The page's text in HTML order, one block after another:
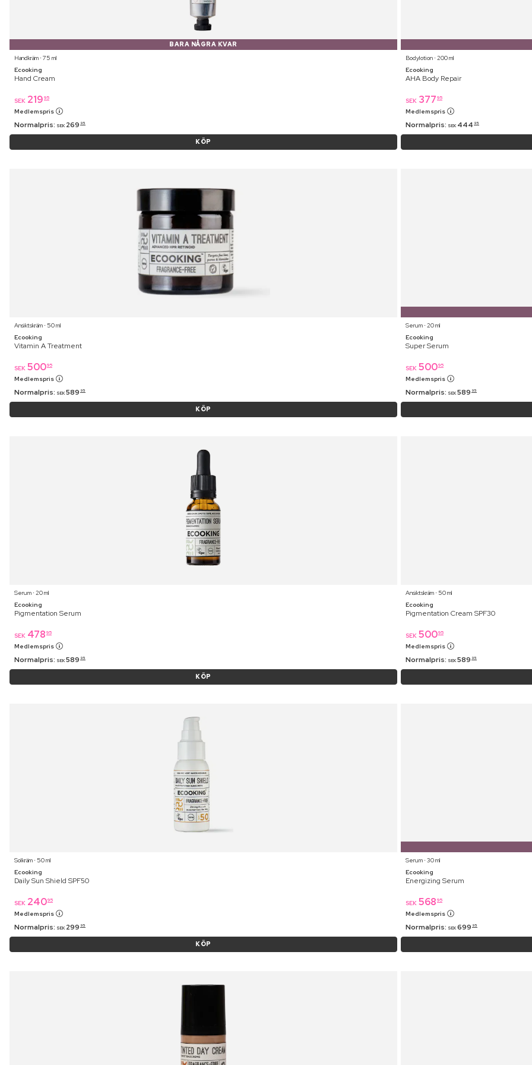
BARA NÅGRA KVAR
Handkräm ⋅ 75 ml
Ecooking
Hand Cream
SEK 219 95
Medlemspris
Normalpris: SEK 269 95
KÖP
Bodylotion ⋅ 200 ml
Ecooking
AHA Body Repair
SEK 377 95
Medlemspris
Normalpris: SEK 444 95
Ansiktskräm ⋅ 50 ml
Ecooking
Vitamin A Treatment
SEK 50095
Medlemspris
Normalpris: SEK 589 95
KÖP
Serum ⋅ 20 ml
Ecooking
Super Serum
SEK 50095
Medlemspris
Normalpris: SEK 589 95
Serum ⋅ 20 ml
Ecooking
Pigmentation Serum
SEK 478 95
Medlemspris
Normalpris: SEK 589 95
KÖP
Ansiktskräm ⋅ 50 ml
Ecooking
Pigmentation Cream SPF30
SEK 50095
Medlemspris
Normalpris: SEK 589 95
Solkräm ⋅ 50 ml
Ecooking
Daily Sun Shield SPF50
SEK 24095
Medlemspris
Normalpris: SEK 299 95
KÖP
Serum ⋅ 30 ml
Ecooking
Energizing Serum
SEK 568 95
Medlemspris
Normalpris: SEK 699 95